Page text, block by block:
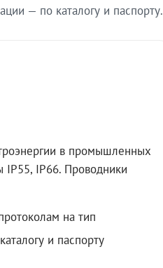
— по каталогу и паспорту.
в промышленных
IP55, IP66. Проводники
на тип
и паспорту